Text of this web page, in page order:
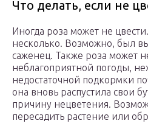
Что делать, если не
Иногда роза может не
несколько. Возможно, был
саженец. Также роза может
неблагоприятной погоды,
недостаточной подкормки
она вновь распустила свои
причину нецветения.
пересадить растение или